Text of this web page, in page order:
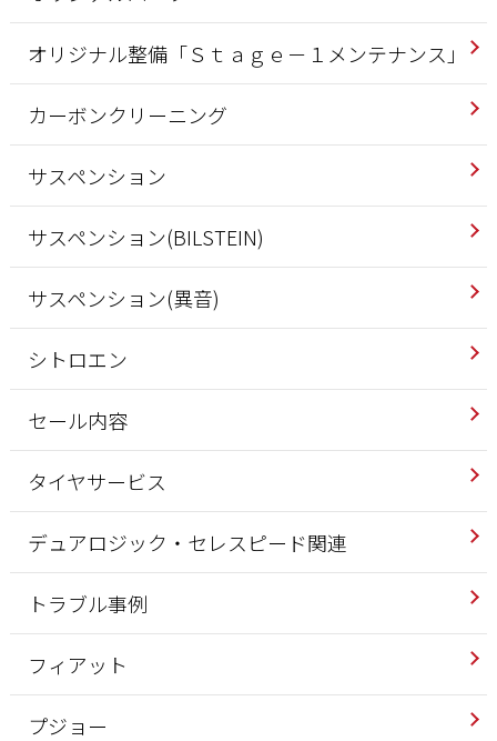
オリジナル整備「Ｓｔａｇｅ－１メンテナンス」
カーボンクリーニング
サスペンション
サスペンション(BILSTEIN)
サスペンション(異音)
シトロエン
セール内容
タイヤサービス
デュアロジック・セレスピード関連
トラブル事例
フィアット
プジョー